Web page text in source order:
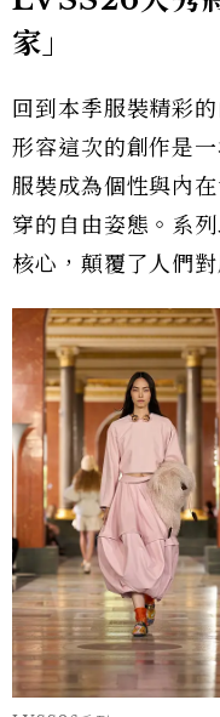
家」
回到本季服裝精
形容這次的創作是
服裝成為個性與內
穿的自由姿態。系
核心，顛覆了人們